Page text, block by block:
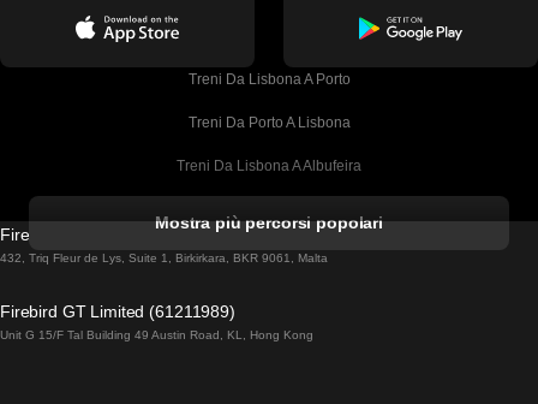
Treni Da Lisbona A Porto
Treni Da Porto A Lisbona
Treni Da Lisbona A Albufeira
Treni Da Lisbona A Lagos
Treni Da Lisbona A Madrid
Mostra più percorsi popolari
Firebird GT Limited (OC 1451)
432, Triq Fleur de Lys, Suite 1, Birkirkara, BKR 9061, Malta
Firebird GT Limited (61211989)
Unit G 15/F Tal Building 49 Austin Road, KL, Hong Kong